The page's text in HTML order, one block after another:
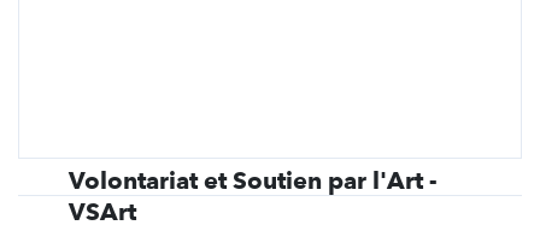
Volontariat et Soutien par l'Art -
VSArt